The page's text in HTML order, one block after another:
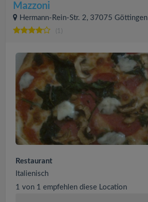
Mazzoni
Hermann-Rein-Str. 2, 37075 Göttingen
(1)
Restaurant
Italienisch
1 von 1 empfehlen diese Location